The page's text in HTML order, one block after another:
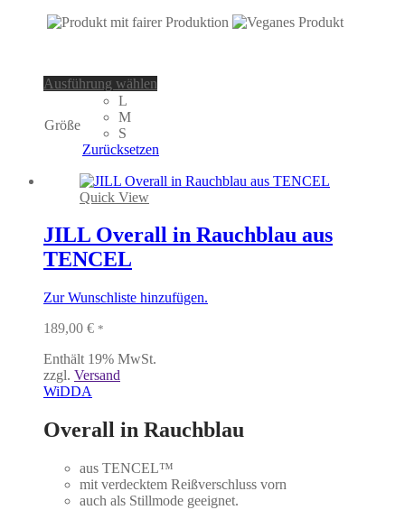
Ausführung wählen
Varianten
Die
auf
der
werden
Größe
L
M
S
Zurücksetzen
Quick View
JILL Overall in Rauchblau aus
TENCEL
Zur Wunschliste hinzufügen.
189,00 € *
Enthält 19% MwSt.
zzgl. Versand
WiDDA
Overall in Rauchblau
aus TENCEL™
mit verdecktem Reißverschluss vorn
auch als Stillmode geeignet.